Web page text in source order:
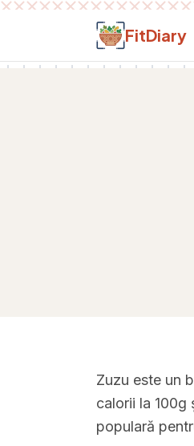
Salt la conținut
FitDiary
Zuzu este un
calorii la
populară